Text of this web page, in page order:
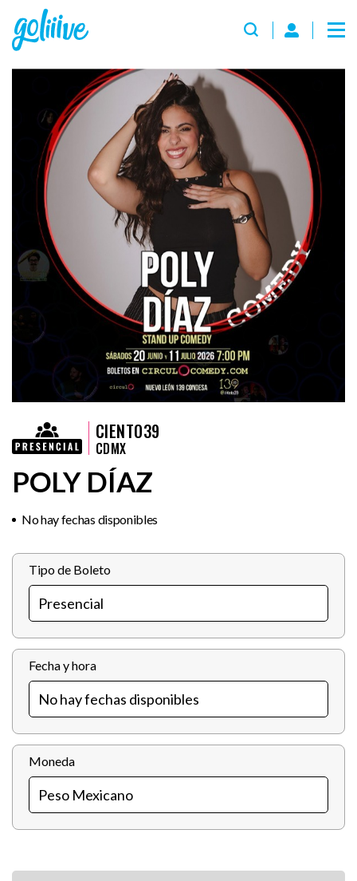
CIENTO39
CDMX
POLY DÍAZ
No hay fechas disponibles
Tipo de Boleto
Fecha y hora
Moneda